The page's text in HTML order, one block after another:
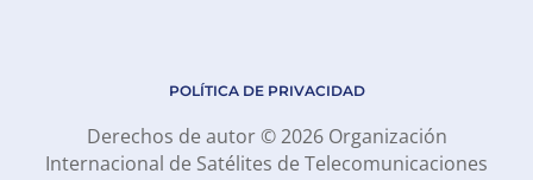
Derechos de autor © 2026 Organización
Internacional de Satélites de Telecomunicaciones
POLÍTICA DE PRIVACIDAD